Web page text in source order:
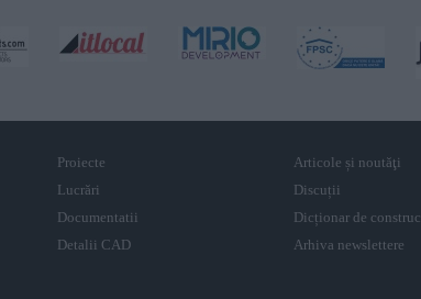
Proiecte
Lucrări
Documentatii
Detalii CAD
Articole și noutăţi
Discuții
Dicționar de
Arhiva newslettere